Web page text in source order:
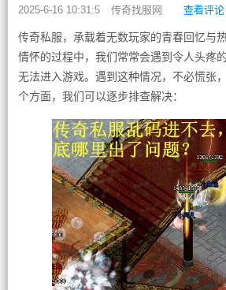
2025-6-16 10:31:5 传奇找服网 查看评论
传奇私服，承载着无数玩家的青春回忆与
情怀的过程中，我们常常会遇到令人头疼
无法进入游戏。遇到这种情况，不必慌张
个方面，我们可以逐步排查解决：